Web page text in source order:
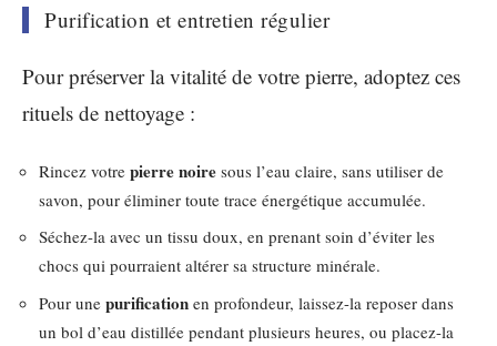
Purification et entretien régulier
Pour préserver la vitalité de votre pierre, adoptez ces
rituels de nettoyage :
Rincez votre pierre noire sous l’eau claire, sans utiliser de
savon, pour éliminer toute trace énergétique accumulée.
Séchez-la avec un tissu doux, en prenant soin d’éviter les
chocs qui pourraient altérer sa structure minérale.
Pour une purification en profondeur, laissez-la reposer dans
un bol d’eau distillée pendant plusieurs heures, ou placez-la